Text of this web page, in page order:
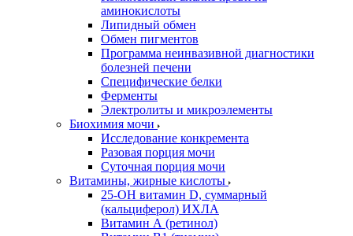
аминокислоты
Липидный обмен
Обмен пигментов
Программа неинвазивной диагностики
болезней печени
Специфические белки
Ферменты
Электролиты и микроэлементы
Биохимия мочи
Исследование конкремента
Разовая порция мочи
Суточная порция мочи
Витамины, жирные кислоты
25-OH витамин D, суммарный
(кальциферол) ИХЛА
Витамин А (ретинол)